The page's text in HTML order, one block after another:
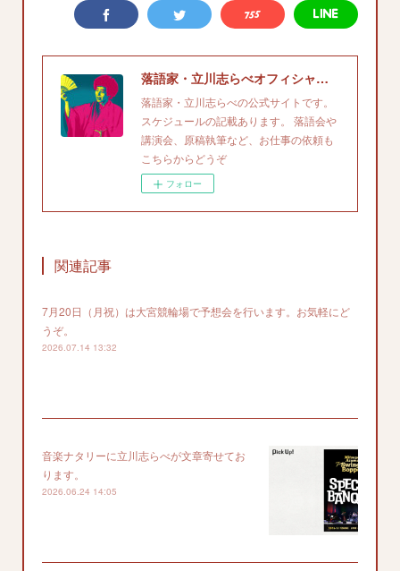
落語家・立川志らべオフィシャルサイト
落語家・立川志らべの公式サイトです。
スケジュールの記載あります。 落語会や
講演会、原稿執筆など、お仕事の依頼も
こちらからどうぞ
フォロー
関連記事
7月20日（月祝）は大宮競輪場で予想会を行います。お気軽にど
うぞ。
2026.07.14 13:32
音楽ナタリーに立川志らべが文章寄せてお
ります。
2026.06.24 14:05